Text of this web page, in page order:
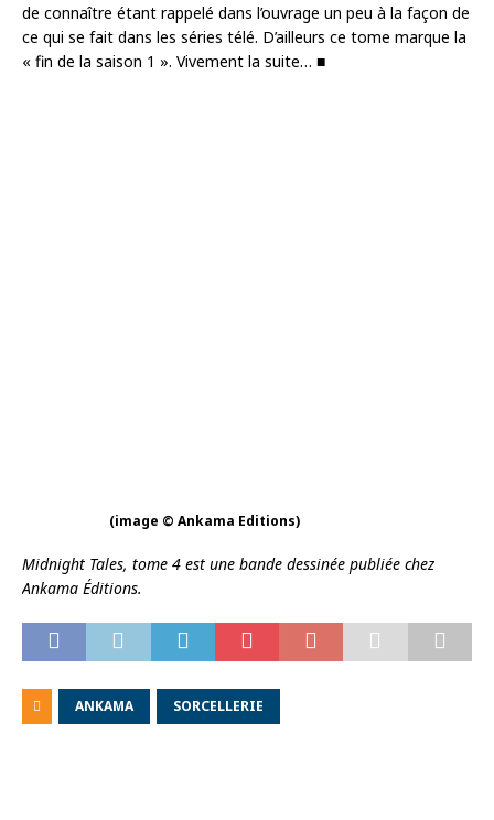
de connaître étant rappelé dans l’ouvrage un peu à la façon de
ce qui se fait dans les séries télé. D’ailleurs ce tome marque la
« fin de la saison 1 ». Vivement la suite… ■
(image © Ankama Editions)
Midnight Tales, tome 4 est une bande dessinée publiée chez
Ankama Éditions.
ANKAMA SORCELLERIE